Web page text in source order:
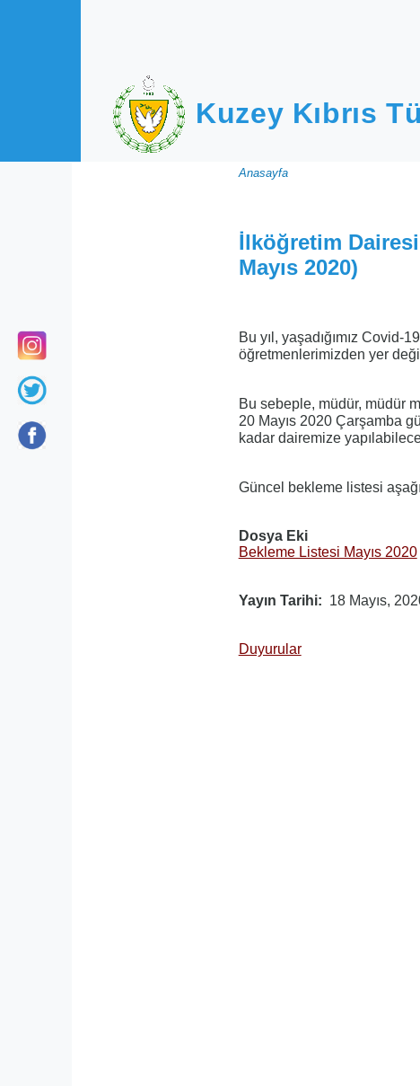
Kuzey Kıbrıs
Sayfa
yolu
Anasayfa
İlköğretim
Mayıs 2020)
Bu yıl, yaşadığımız
öğretmenlerimizden yer
Bu sebeple, müdür, müdür
20 Mayıs 2020 Çarşamba
kadar dairemize
Güncel bekleme listesi
Dosya Eki
Bekleme Listesi Mayıs 2020
Yayın Tarihi 18 Mayıs,
Duyurular